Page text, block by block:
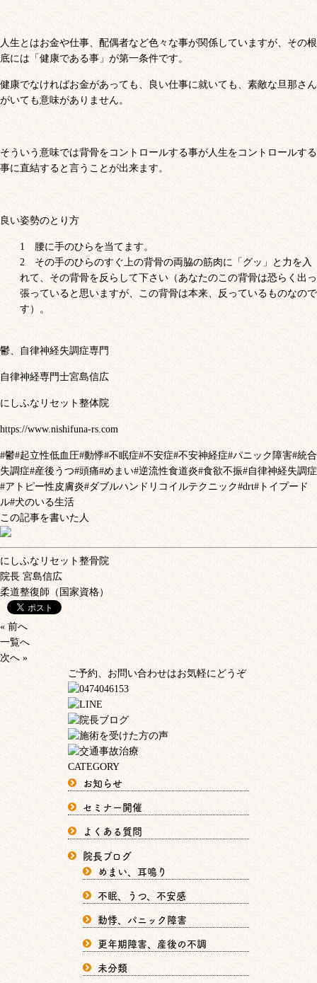
人生とはお金や仕事、配偶者など色々な事が関係していますが、その根
底には「健康である事」が第一条件です。
健康でなければお金があっても、良い仕事に就いても、素敵な旦那さん
がいても意味がありません。
そういう意味では背骨をコントロールする事が人生をコントロールする
事に直結すると言うことが出来ます。
良い姿勢のとり方
腰に手のひらを当てます。
その手のひらのすぐ上の背骨の両脇の筋肉に「グッ」と力を入
れて、その背骨を反らして下さい（あなたのこの背骨は恐らく出っ
張っていると思いますが、この背骨は本来、反っているものなので
す）。
鬱、自律神経失調症専門
自律神経専門士宮島信広
にしふなリセット整体院
https://www.nishifuna-rs.com
#鬱#起立性低血圧#動悸#不眠症#不安症#不安神経症#パニック障害#統合
失調症#産後うつ#頭痛#めまい#逆流性食道炎#食欲不振#自律神経失調症
#アトピー性皮膚炎#ダブルハンドリコイルテクニック#drt# トイプード
ル#犬のいる生活
この記事を書いた人
にしふなリセット整骨院
院長 宮島信広
柔道整復師（国家資格）
« 前へ
一覧へ
次へ »
ご予約、お問い合わせはお気軽にどうぞ
CATEGORY
お知らせ
セミナー開催
よくある質問
院長ブログ
めまい、耳鳴り
不眠、うつ、不安感
動悸、パニック障害
更年期障害、産後の不調
未分類